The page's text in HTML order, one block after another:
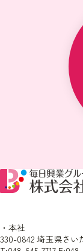
・本社
330-0842 埼玉県さい